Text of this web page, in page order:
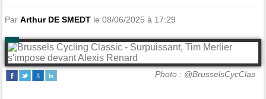
ParArthur DE SMEDT le 08/06/2025 à 17:29
Photo : @BrusselsCycClas